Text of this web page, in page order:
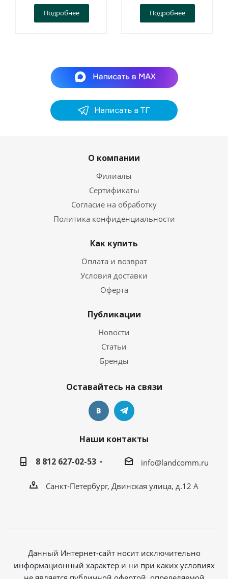
Подробнее Подробнее
О компании
Филиалы
Сертификаты
Согласие на обработку
Политика конфиденциальности
Как купить
Оплата и возврат
Условия доставки
Оферта
Публикации
Новости
Статьи
Бренды
Оставайтесь на связи
Наши контакты
8 812 627-02-53
info@landcomm.ru
Санкт-Петербург, Двинская улица, д.12 А
Данный Интернет-сайт носит исключительно
информационный характер и ни при каких условиях